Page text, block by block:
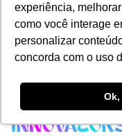
experiência,
como você interage
personalizar
concorda com o uso